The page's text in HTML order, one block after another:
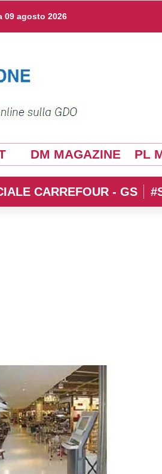
09 agosto 2026
DM MAGAZINE PL
CARREFOUR - GS